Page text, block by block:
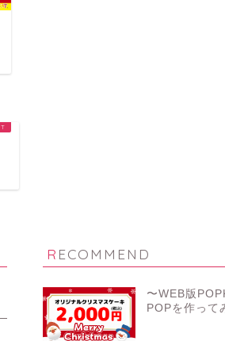
RECOMMEND
〜WEB版
POPを作って